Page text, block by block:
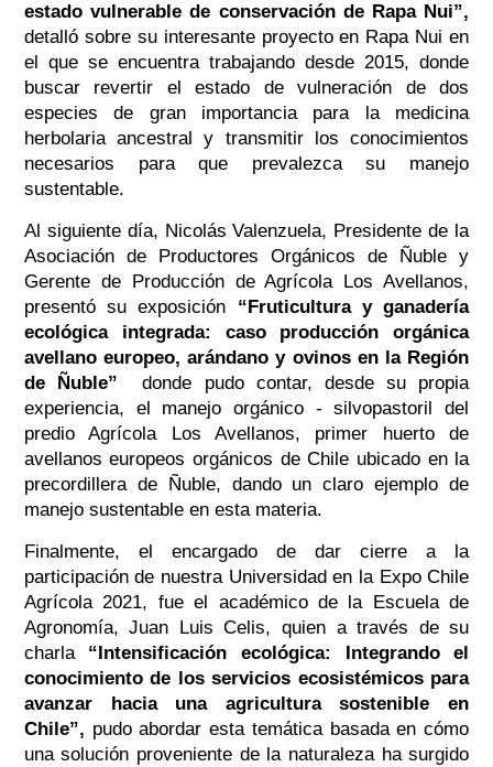
estado vulnerable de conservación de Rapa Nui”,
detalló sobre su interesante proyecto en Rapa Nui en
el que se encuentra trabajando desde 2015, donde
buscar revertir el estado de vulneración de dos
especies de gran importancia para la medicina
herbolaria ancestral y transmitir los conocimientos
necesarios para que prevalezca su manejo
sustentable.
Al siguiente día, Nicolás Valenzuela, Presidente de la
Asociación de Productores Orgánicos de Ñuble y
Gerente de Producción de Agrícola Los Avellanos,
presentó su exposición “Fruticultura y ganadería
ecológica integrada: caso producción orgánica
avellano europeo, arándano y ovinos en la Región
de Ñuble”
donde pudo contar, desde su propia
experiencia, el manejo orgánico - silvopastoril del
predio Agrícola Los Avellanos, primer huerto de
avellanos europeos orgánicos de Chile ubicado en la
precordillera de Ñuble, dando un claro ejemplo de
manejo sustentable en esta materia.
Finalmente, el encargado de dar cierre a la
participación de nuestra Universidad en la Expo Chile
Agrícola 2021, fue el académico de la Escuela de
Agronomía, Juan Luis Celis, quien a través de su
charla“Intensificación ecológica: Integrando el
conocimiento de los servicios ecosistémicos para
avanzar hacia una agricultura sostenible en
Chile”, pudo abordar esta temática basada en cómo
una solución proveniente de la naturaleza ha surgido